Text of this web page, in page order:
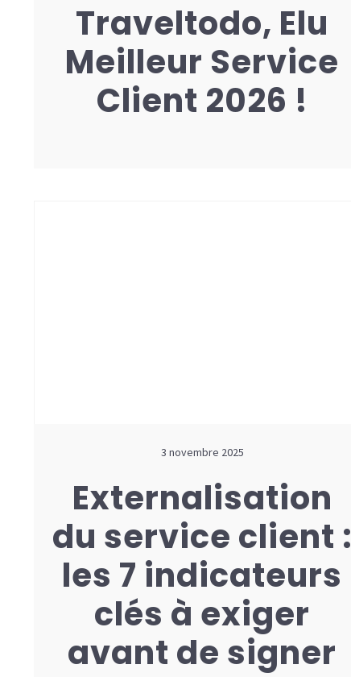
Traveltodo, Elu
Meilleur Service
Client 2026 !
3 novembre 2025
Externalisation
du service client :
les 7 indicateurs
clés à exiger
avant de signer